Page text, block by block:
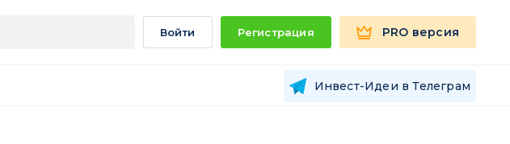
Войти Регистрация PRO версия
Инвест-Идеи в Телеграм